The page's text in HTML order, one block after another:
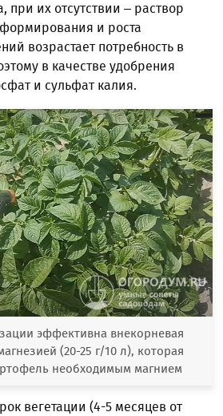
при их отсутствии – раствор
и роста
возрастает потребность в
в качестве удобрения
и сульфат калия.
эффективна внекорневая
(20-25 г/10 л), которая
необходимым магнием
вегетации (4-5 месяцев от